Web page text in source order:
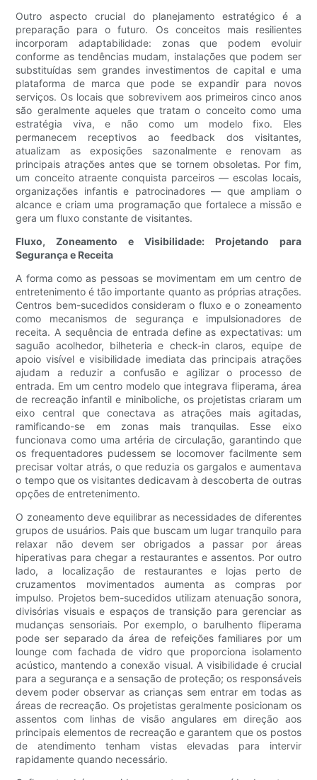
Outro aspecto crucial do planejamento estratégico é a
preparação para o futuro. Os conceitos mais resilientes
incorporam adaptabilidade: zonas que podem evoluir
conforme as tendências mudam, instalações que podem ser
substituídas sem grandes investimentos de capital e uma
plataforma de marca que pode se expandir para novos
serviços. Os locais que sobrevivem aos primeiros cinco anos
são geralmente aqueles que tratam o conceito como uma
estratégia viva, e não como um modelo fixo. Eles
permanecem receptivos ao feedback dos visitantes,
atualizam as exposições sazonalmente e renovam as
principais atrações antes que se tornem obsoletas. Por fim,
um conceito atraente conquista parceiros — escolas locais,
organizações infantis e patrocinadores — que ampliam o
alcance e criam uma programação que fortalece a missão e
gera um fluxo constante de visitantes.
Fluxo, Zoneamento e Visibilidade: Projetando para
Segurança e Receita
A forma como as pessoas se movimentam em um centro de
entretenimento é tão importante quanto as próprias atrações.
Centros bem-sucedidos consideram o fluxo e o zoneamento
como mecanismos de segurança e impulsionadores de
receita. A sequência de entrada define as expectativas: um
saguão acolhedor, bilheteria e check-in claros, equipe de
apoio visível e visibilidade imediata das principais atrações
ajudam a reduzir a confusão e agilizar o processo de
entrada. Em um centro modelo que integrava fliperama, área
de recreação infantil e miniboliche, os projetistas criaram um
eixo central que conectava as atrações mais agitadas,
ramificando-se em zonas mais tranquilas. Esse eixo
funcionava como uma artéria de circulação, garantindo que
os frequentadores pudessem se locomover facilmente sem
precisar voltar atrás, o que reduzia os gargalos e aumentava
o tempo que os visitantes dedicavam à descoberta de outras
opções de entretenimento.
O zoneamento deve equilibrar as necessidades de diferentes
grupos de usuários. Pais que buscam um lugar tranquilo para
relaxar não devem ser obrigados a passar por áreas
hiperativas para chegar a restaurantes e assentos. Por outro
lado, a localização de restaurantes e lojas perto de
cruzamentos movimentados aumenta as compras por
impulso. Projetos bem-sucedidos utilizam atenuação sonora,
divisórias visuais e espaços de transição para gerenciar as
mudanças sensoriais. Por exemplo, o barulhento fliperama
pode ser separado da área de refeições familiares por um
lounge com fachada de vidro que proporciona isolamento
acústico, mantendo a conexão visual. A visibilidade é crucial
para a segurança e a sensação de proteção; os responsáveis
​​devem poder observar as crianças sem entrar em todas as
áreas de recreação. Os projetistas geralmente posicionam os
assentos com linhas de visão angulares em direção aos
principais elementos de recreação e garantem que os postos
de atendimento tenham vistas elevadas para intervir
rapidamente quando necessário.